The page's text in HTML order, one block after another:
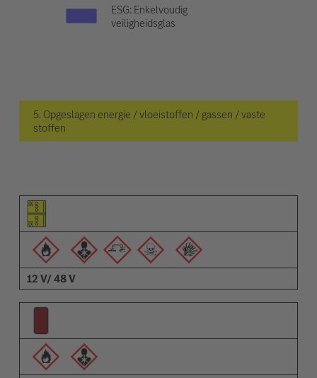
ESG: Enkelvoudig
veiligheidsglas
5. Opgeslagen energie / vloeistoffen / gassen / vaste
stoffen
Pictogram van het element
Pictogrammen van de waarschuwingen
Omschrijving
12 V/ 48 V